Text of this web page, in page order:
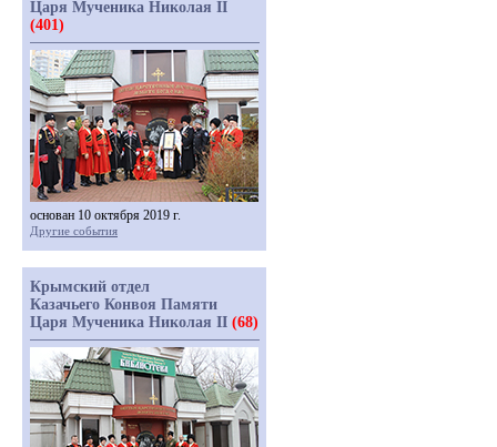
Царя Мученика Николая II
(401)
основан 10 октября 2019 г.
Другие события
Крымский отдел
Казачьего Конвоя Памяти
Царя Мученика Николая II (68)